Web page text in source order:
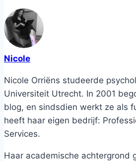
Nicole
Nicole Orriëns studeerde
Universiteit Utrecht. In 2001
blog, en sindsdien werkt ze als
heeft haar eigen bedrijf:
Services.
Haar academische achtergrond